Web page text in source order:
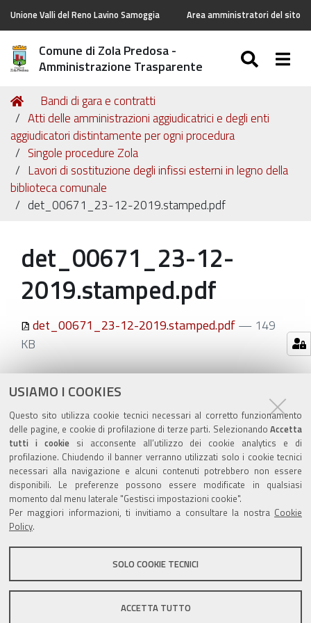
USIAMO I COOKIES
Questo sito utilizza cookie tecnici necessari al corretto funzionamento
delle pagine, e cookie di profilazione di terze parti. Selezionando Accetta
tutti i cookiesi acconsente all’utilizzo dei cookie analytics e di
profilazione. Chiudendo il banner verranno utilizzati solo i cookie tecnici
necessari alla navigazione e alcuni contenuti potrebbero non essere
disponibili. Le preferenze possono essere modificate in qualsiasi
momento dal menu laterale "Gestisci impostazioni cookie".
Per maggiori informazioni, ti invitiamo a consultare la nostra Cookie
Policy.
SOLO COOKIE TECNICI
ACCETTA TUTTO
Unione Valli del Reno Lavino Samoggia Area amministratori del sito
Comune di Zola Predosa -
Amministrazione Trasparente
Tu
sei
qui:
Home
Bandi di gara e contratti
Atti delle amministrazioni aggiudicatrici e degli enti
aggiudicatori distintamente per ogni procedura
Singole procedure Zola
Lavori di sostituzione degli infissi esterni in legno della
biblioteca comunale
det_00671_23-12-2019.stamped.pdf
det_00671_23-12-
2019.stamped.pdf
det_00671_23-12-2019.stamped.pdf— 149
KB
Azioni
sul
documento
ultima modifica 29/06/2020
Valuta questo sito
Sito istituzionale Comune di Zola Predosa